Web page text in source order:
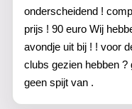
onderscheidend !
prijs ! 90 euro Wij
avondje uit bij ! ! voor
clubs gezien hebben
geen spijt van .